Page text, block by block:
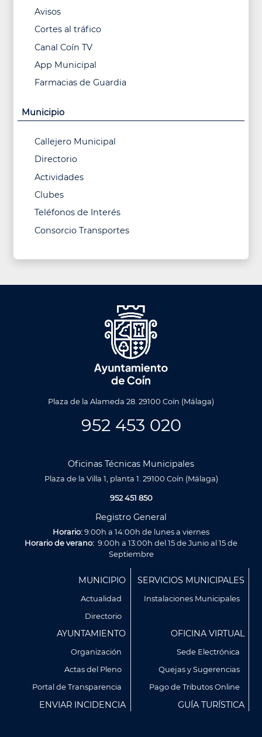
Avisos
Cortes al tráfico
Canal Coín TV
App Municipal
Farmacias de Guardia
Municipio
Callejero Municipal
Directorio
Actividades
Clubes
Teléfonos de Interés
Consorcio Transportes
Utilizamos cookies propias y de terceros para analizar
nuestros servicios y mostrarte publicidad relacionada con
tus preferencias en base a un perfil elaborado a partir de tus
Plaza de la Alameda 28. 29100 Coín (Málaga)
952 453 020
Oficinas Técnicas Municipales
Plaza de la Villa 1, planta 1. 29100 Coín (Málaga)
952 451 850
Registro General
Horario:9:00h a 14:00h de lunes a viernes
Horario de verano: 9:00h a 13:00h del 15 de Junio al 15 de
Septiembre
MUNICIPIO
Actualidad
Directorio
SERVICIOS MUNICIPALES
Instalaciones Municipales
AYUNTAMIENTO
Organización
Actas del Pleno
Portal de Transparencia
OFICINA VIRTUAL
Sede Electrónica
Quejas y Sugerencias
Pago de Tributos Online
ENVIAR INCIDENCIA GUÍA TURÍSTICA